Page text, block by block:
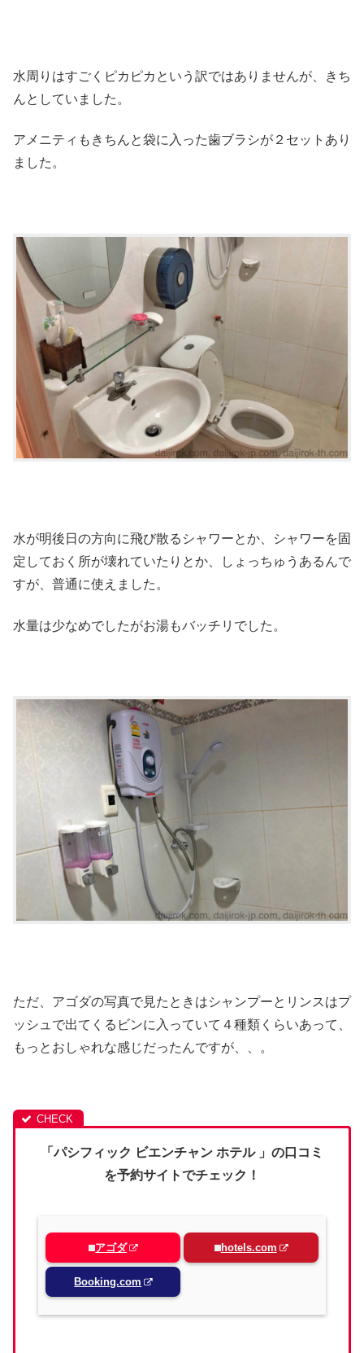
水周りはすごくピカピカという訳ではありませんが、きち
んとしていました。
アメニティもきちんと袋に入った歯ブラシが２セットあり
ました。
水が明後日の方向に飛び散るシャワーとか、シャワーを固
定しておく所が壊れていたりとか、しょっちゅうあるんで
すが、普通に使えました。
水量は少なめでしたがお湯もバッチリでした。
ただ、アゴダの写真で見たときはシャンプーとリンスはプ
ッシュで出てくるビンに入っていて４種類くらいあって、
もっとおしゃれな感じだったんですが、、。
「パシフィック ビエンチャン ホテル 」の口コミ
を予約サイトでチェック！
アゴダ hotels.com
Booking.com